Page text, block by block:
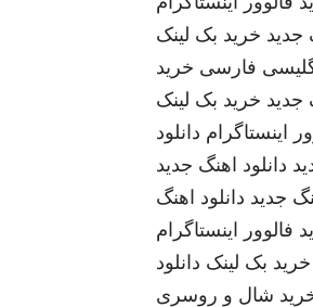
جدید خرید بک لینک
فارسی خرید
جدید خرید بک لینک
اینستاگرام دانلود
دانلود اهنگ جدید
جدید دانلود اهنگ
فالوور اینستاگرام
خرید بک لینک دانلود
شال و روسری